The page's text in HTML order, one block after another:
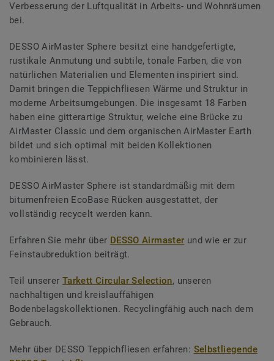
Verbesserung der Luftqualität in Arbeits- und Wohnräumen
bei.
DESSO AirMaster Sphere besitzt eine handgefertigte,
rustikale Anmutung und subtile, tonale Farben, die von
natürlichen Materialien und Elementen inspiriert sind.
Damit bringen die Teppichfliesen Wärme und Struktur in
moderne Arbeitsumgebungen. Die insgesamt 18 Farben
haben eine gitterartige Struktur, welche eine Brücke zu
AirMaster Classic und dem organischen AirMaster Earth
bildet und sich optimal mit beiden Kollektionen
kombinieren lässt.
DESSO AirMaster Sphere ist standardmäßig mit dem
bitumenfreien EcoBase Rücken ausgestattet, der
vollständig recycelt werden kann.
Erfahren Sie mehr über DESSO Airmaster und wie er zur
Feinstaubreduktion beiträgt.
Teil unserer Tarkett Circular Selection, unseren
nachhaltigen und kreislauffähigen
Bodenbelagskollektionen. Recyclingfähig auch nach dem
Gebrauch.
Mehr über DESSO Teppichfliesen erfahren: Selbstliegende